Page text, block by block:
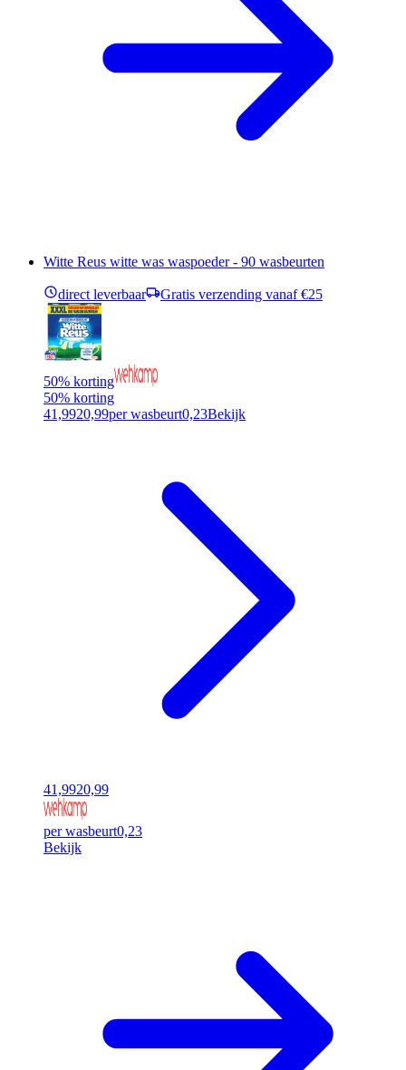
Witte Reus witte was waspoeder - 90 wasbeurten
direct leverbaar Gratis verzending vanaf €25
50% korting
50% korting
41,9920,99per wasbeurt0,23Bekijk
41,9920,99
per wasbeurt0,23
Bekijk